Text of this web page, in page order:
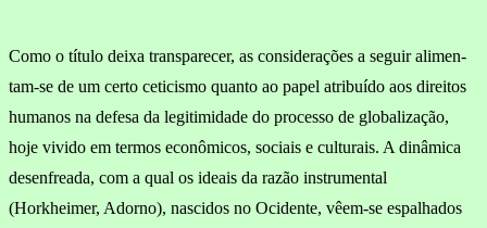
Como o título deixa transparecer, as considerações a seguir alimen­
tam-se de um certo ceticismo quanto ao papel atribuído aos direitos
humanos na defesa da legitimidade do processo de globalização,
hoje vivido em termos econômicos, sociais e culturais. A dinâmica
desenfreada, com a qual os ideais da razão instrumental
(Horkheimer, Adorno), nascidos no Ocidente, vêem-se espalhados